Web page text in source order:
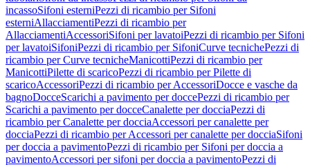
incassoSifoni esterniPezzi di ricambio per Sifoni
esterniAllacciamentiPezzi di ricambio per
AllacciamentiAccessoriSifoni per lavatoiPezzi di ricambio per Sifoni
per lavatoiSifoniPezzi di ricambio per SifoniCurve tecnichePezzi di
ricambio per Curve tecnicheManicottiPezzi di ricambio per
ManicottiPilette di scaricoPezzi di ricambio per Pilette di
scaricoAccessoriPezzi di ricambio per AccessoriDocce e vasche da
bagnoDocceScarichi a pavimento per doccePezzi di ricambio per
Scarichi a pavimento per docceCanalette per docciaPezzi di
ricambio per Canalette per docciaAccessori per canalette per
docciaPezzi di ricambio per Accessori per canalette per docciaSifoni
per doccia a pavimentoPezzi di ricambio per Sifoni per doccia a
pavimentoAccessori per sifoni per doccia a pavimentoPezzi di